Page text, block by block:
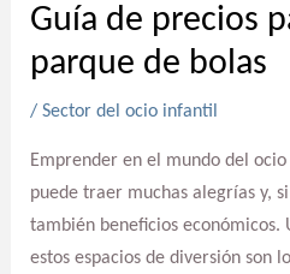
Guía de precios
parque de bolas
/ Sector del ocio infantil
Emprender en el mundo del
puede traer muchas alegrías y,
también beneficios económicos.
estos espacios de diversión son